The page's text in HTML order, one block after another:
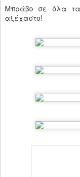
Μπράβο σε όλα
αξέχαστο!